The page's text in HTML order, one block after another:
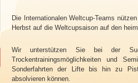
Die Internationalen Weltcup-Teams
Herbst auf die Weltcupsaison auf den
Wir unterstützen Sie bei der
Trockentrainingsmöglichkeiten und
Sonderfahrten der Lifte bis hin zu
absolvieren können.